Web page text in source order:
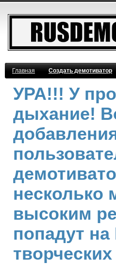
Главная Создать демотиватор
УРА!!! У
дыхание!
несколько
высоким
попадут